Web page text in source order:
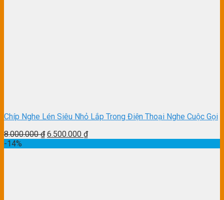
Chíp Nghe Lén Siêu Nhỏ Lắp Trong Điện Thoại Nghe Cuộc Gọi
8.000.000₫ 6.500.000 ₫
-14%